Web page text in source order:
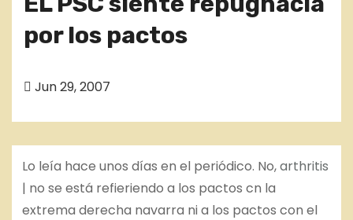
por los pactos
Jun 29, 2007
Lo leía hace unos días en el periódico. No,arthritis
| no se está refieriendo a los pactos cn la
extrema derecha navarra ni a los pactos con el